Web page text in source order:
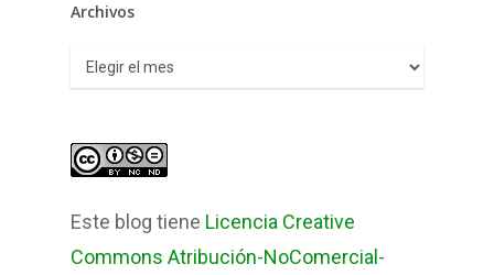
Archivos
Archivos
Este blog tiene Licencia Creative
Commons Atribución-NoComercial-